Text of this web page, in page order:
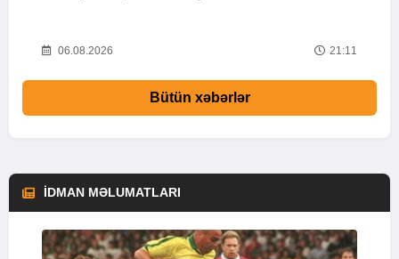
06.08.2026 21:11
Bütün xəbərlər
İDMAN MƏLUMATLARI